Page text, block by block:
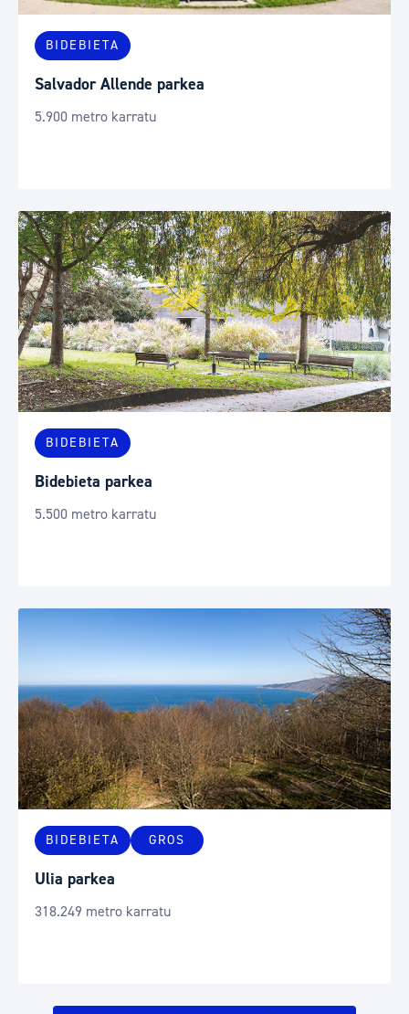
BIDEBIETA
Salvador Allende parkea
5.900 metro karratu
BIDEBIETA
Bidebieta parkea
5.500 metro karratu
BIDEBIETA GROS
Ulia parkea
318.249 metro karratu